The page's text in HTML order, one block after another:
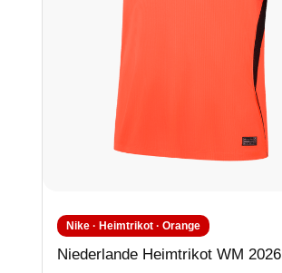
Nike · Heimtrikot · Orange
Niederlande Heimtrikot WM 2026